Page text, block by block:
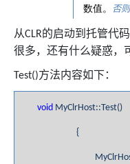
数值。
否
从CLR的启动到托管代
很多，还有什么疑惑，
Test()方法内容如下：
voidMyClrHost::Test()
{